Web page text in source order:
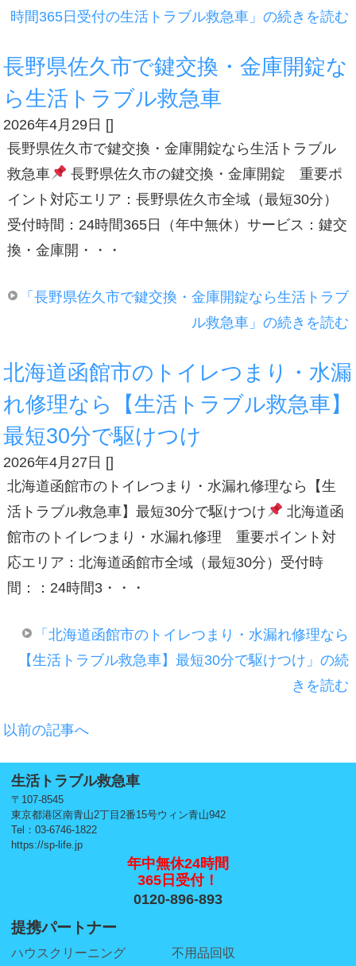
時間365日受付の生活トラブル救急車」の続きを読む
長野県佐久市で鍵交換・金庫開錠な
ら生活トラブル救急車
2026年4月29日 []
長野県佐久市で鍵交換・金庫開錠なら生活トラブル
救急車
長野県佐久市の鍵交換・金庫開錠 重要ポ
イント対応エリア：長野県佐久市全域（最短30分）
受付時間：24時間365日（年中無休）サービス：鍵交
換・金庫開・・・
「長野県佐久市で鍵交換・金庫開錠なら生活トラブ
ル救急車」の続きを読む
北海道函館市のトイレつまり・水漏
れ修理なら【生活トラブル救急車】
最短30分で駆けつけ
2026年4月27日 []
北海道函館市のトイレつまり・水漏れ修理なら【生
活トラブル救急車】最短30分で駆けつけ
北海道函
館市のトイレつまり・水漏れ修理 重要ポイント対
応エリア：北海道函館市全域（最短30分）受付時
間：：24時間3・・・
「北海道函館市のトイレつまり・水漏れ修理なら
【生活トラブル救急車】最短30分で駆けつけ」の続
きを読む
以前の記事へ
生活トラブル救急車
〒107-8545
東京都港区南青山2丁目2番15号ウィン青山942
Tel：03-6746-1822
https://sp-life.jp
年中無休24時間
365日受付！
0120-896-893
提携パートナー
ハウスクリーニング 不用品回収